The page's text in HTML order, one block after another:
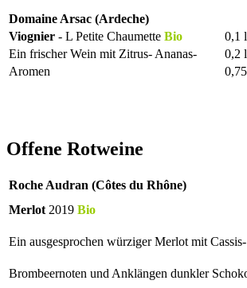
Domaine Arsac (Ardeche)
Viognier - L Petite Chaumette Bio 0,1 l
Ein frischer Wein mit Zitrus- Ananas-
0,2 l
Aromen
Offene Rotweine
Roche Audran (Côtes du Rhône)
Merlot 2019 Bio
Ein ausgesprochen würziger Merlot mit
Brombeernoten und Anklängen dunkler